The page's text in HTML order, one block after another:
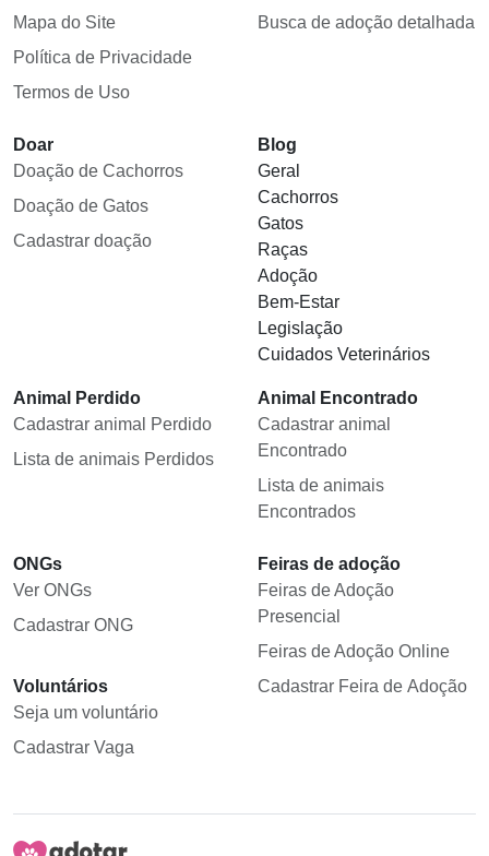
Mapa do Site
Política de Privacidade
Termos de Uso
Busca de adoção detalhada
Doar
Doação de Cachorros
Doação de Gatos
Cadastrar doação
Blog
Geral
Cachorros
Gatos
Raças
Adoção
Bem-Estar
Legislação
Cuidados Veterinários
Animal Perdido
Cadastrar animal Perdido
Lista de animais Perdidos
Animal Encontrado
Cadastrar animal
Encontrado
Lista de animais
Encontrados
ONGs
Ver ONGs
Cadastrar ONG
Voluntários
Seja um voluntário
Cadastrar Vaga
Feiras de adoção
Feiras de Adoção
Presencial
Feiras de Adoção Online
Cadastrar Feira de Adoção